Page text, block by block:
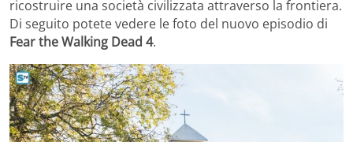
ricostruire una società civilizzata attraverso la frontiera.
Di seguito potete vedere le foto del nuovo episodio di
Fear the Walking Dead 4.